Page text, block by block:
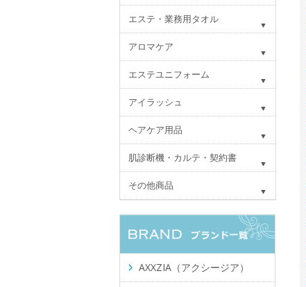
エステ・業務用タオル
アロマケア
エステユニフォーム
アイラッシュ
ヘアケア用品
肌診断機・カルテ・契約書
その他商品
AXXZIA（アクシージア）